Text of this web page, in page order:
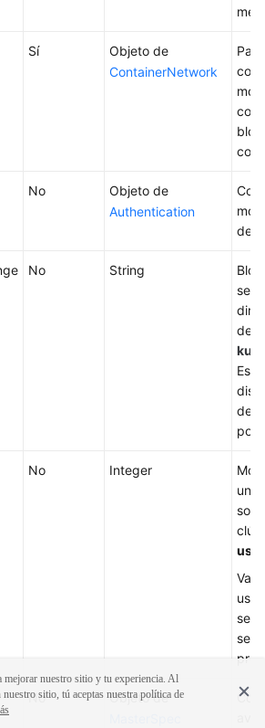
Sí
Objeto de
ContainerNetwork
No
Objeto de
Authentication
de
No String
de
No Integer
un
solo
use
se
se
No
Objeto de
mejorar nuestro sitio y tu experiencia. Al
sitio, tú aceptas nuestra política de